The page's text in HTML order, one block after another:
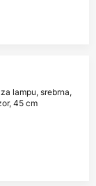
lampu, srebrna,
45 cm